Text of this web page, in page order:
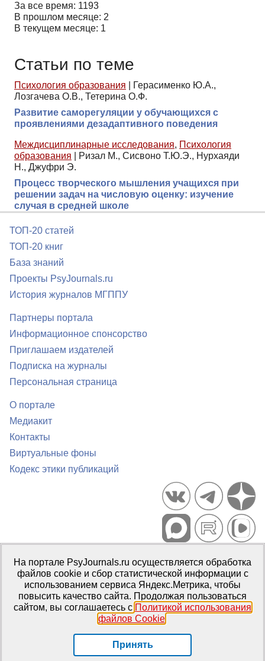
За все время: 1193
В прошлом месяце: 2
В текущем месяце: 1
Статьи по теме
Психология образования
Герасименко Ю.А.,
Лозгачева О.В., Тетерина О.Ф.
Развитие саморегуляции у обучающихся с
проявлениями дезадаптивного поведения
Междисциплинарные исследования, Психология
образования
Ризал М., Сисвоно Т.Ю.Э., Нурхаяди
Н., Джуфри Э.
Процесс творческого мышления учащихся при
решении задач на числовую оценку: изучение
случая в средней школе
ТОП-20 статей
ТОП-20 книг
База знаний
Проекты PsyJournals.ru
История журналов МГППУ
Партнеры портала
Информационное спонсорство
Приглашаем издателей
Подписка на журналы
Персональная страница
О портале
Медиакит
Контакты
Виртуальные фоны
Кодекс этики публикаций
Портал психологических изданий PsyJournals.ru, 2007–2026
Правила использования материалов
Свидетельство регистрации СМИЭл № ФС77-66447 от 14 июля
2016 г.
Издатель: ФГБОУ ВО МГППУ
На портале PsyJournals.ru осуществляется обработка
файлов cookie и сбор статистической информации с
использованием сервиса Яндекс.Метрика, чтобы
повысить качество сайта. Продолжая пользоваться
сайтом, вы соглашаетесь с Политикой использования
файлов Cookie.
Принять